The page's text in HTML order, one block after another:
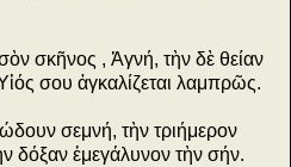
σκῆνος , Ἁγνή, τὴν δὲ θείαν
σου ἀγκαλίζεται λαμπρῶς.
σεμνή, τὴν τριήμερον
δόξαν ἐμεγάλυνον τὴν σήν.